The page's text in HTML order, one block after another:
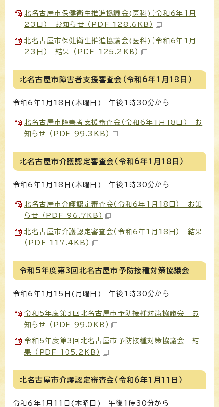
北名古屋市保健衛生推進協議会(医科)（令和6年1月
23日） お知らせ （PDF 128.6KB）
北名古屋市保健衛生推進協議会(医科)（令和6年1月
23日） 結果 （PDF 125.2KB）
北名古屋市障害者支援審査会（令和6年1月18日）
令和6年1月18日(木曜日) 午後1時30分から
北名古屋市障害者支援審査会（令和6年1月18日） お
知らせ （PDF 99.3KB）
北名古屋市介護認定審査会（令和6年1月18日）
令和6年1月18日(木曜日) 午後1時30分から
北名古屋市介護認定審査会（令和6年1月18日） お知
らせ （PDF 96.7KB）
北名古屋市介護認定審査会（令和6年1月18日） 結果
（PDF 117.4KB）
令和5年度第3回北名古屋市予防接種対策協議会
令和6年1月15日(月曜日) 午後1時30分から
令和5年度第3回北名古屋市予防接種対策協議会 お
知らせ （PDF 99.0KB）
令和5年度第3回北名古屋市予防接種対策協議会 結
果 （PDF 105.2KB）
北名古屋市介護認定審査会（令和6年1月11日）
令和6年1月11日(木曜日) 午後1時30分から